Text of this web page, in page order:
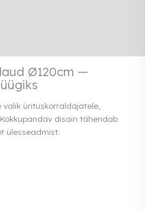
Ø120cm —
ürituskorraldajatele,
disain tähendab
ülesseadmist.